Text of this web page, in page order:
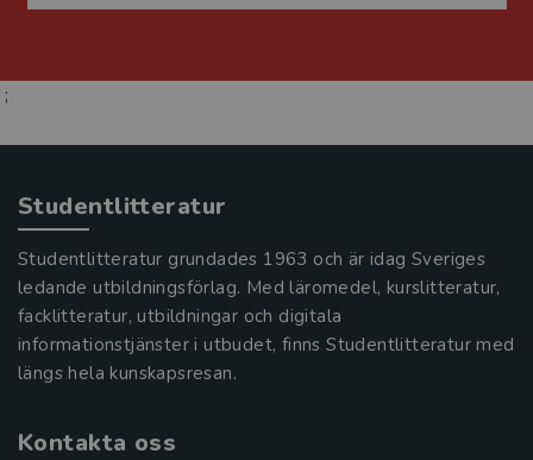
;
Studentlitteratur
Studentlitteratur grundades 1963 och är idag Sveriges
ledande utbildningsförlag. Med läromedel, kurslitteratur,
facklitteratur, utbildningar och digitala
informationstjänster i utbudet, finns Studentlitteratur med
längs hela kunskapsresan.
Kontakta oss